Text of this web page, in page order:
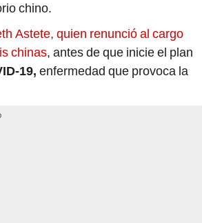
chino.
Astete, quien renunció al cargo
chinas, antes de que inicie el plan
19, enfermedad que provoca la